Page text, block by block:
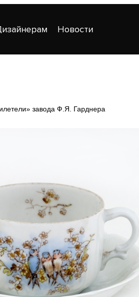
Новости
завода Ф.Я. Гарднера